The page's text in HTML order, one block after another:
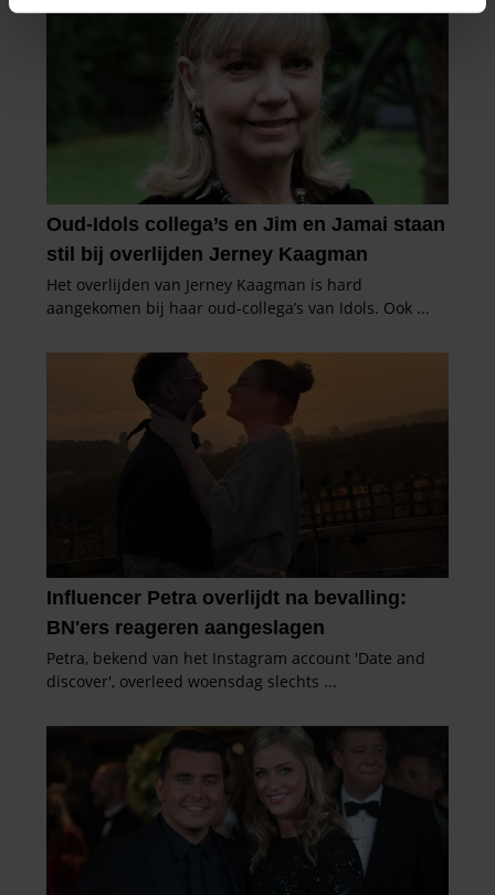
intrekken in de Cookieverklaring.
We gebruiken cookies om content en advertenties te
personaliseren, om functies voor social media te bieden
en om ons websiteverkeer te analyseren. Ook delen we
informatie over uw gebruik van onze site met onze
partners voor social media, adverteren en analyse. Deze
partners kunnen deze gegevens combineren met andere
informatie die u aan ze heeft verstrekt of die ze hebben
verzameld op basis van uw gebruik van hun services. U
gaat akkoord met onze cookies als u onze website blijft
gebruiken.